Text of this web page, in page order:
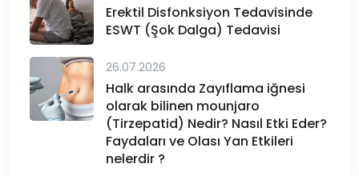
Erektil Disfonksiyon Tedavisinde
ESWT (Şok Dalga) Tedavisi
26.07.2026
Halk arasında Zayıflama iğnesi
olarak bilinen mounjaro
(Tirzepatid) Nedir? Nasıl Etki Eder?
Faydaları ve Olası Yan Etkileri
nelerdir ?